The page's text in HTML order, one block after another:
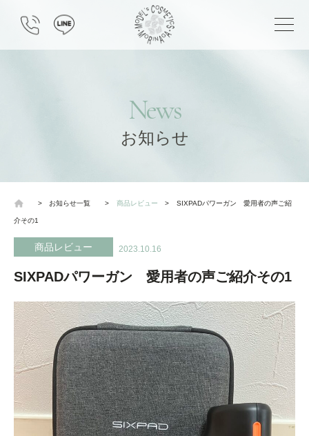
News
お知らせ
> お知らせ一覧 > 商品レビュー > SIXPADパワーガン 愛用者の声ご紹
介その1
商品レビュー 2023.10.16
SIXPADパワーガン 愛用者の声ご紹介その1